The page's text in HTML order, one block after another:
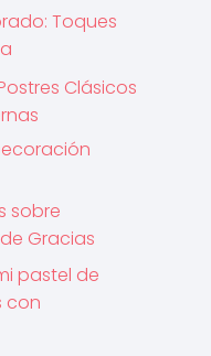
Toques
Clásicos
sobre
Gracias
pastel de
con